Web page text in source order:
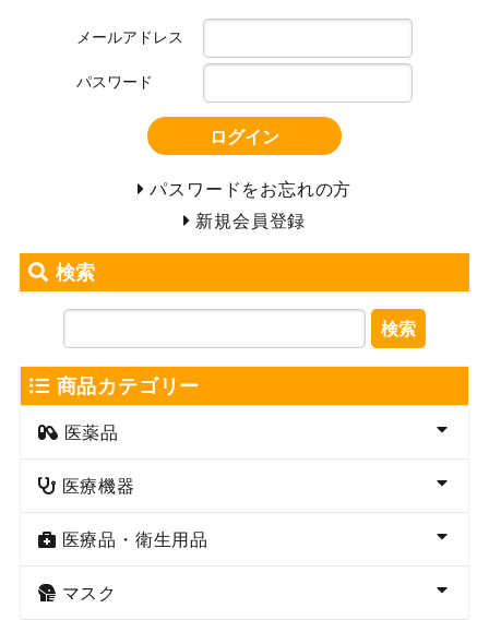
メールアドレス
パスワード
ログイン
パスワードをお忘れの方
新規会員登録
検索
検索
商品カテゴリー
医薬品
医療機器
医療品・衛生用品
マスク